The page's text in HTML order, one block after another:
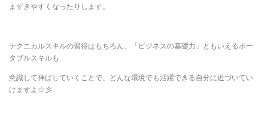
まずきやすくなったりします。
テクニカルスキルの習得はもちろん、「ビジネスの基礎力」ともいえるポー
タブルスキルも
意識して伸ばしていくことで、どんな環境でも活躍できる自分に近づいてい
けますよ☆彡